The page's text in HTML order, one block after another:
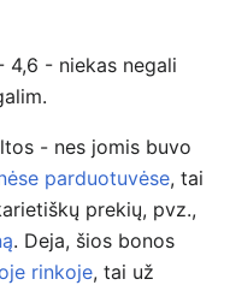
4,6 - niekas negali
- nes jomis buvo
parduotuvėse, tai
prekių, pvz.,
. Deja, šios bonos
rinkoje, tai už